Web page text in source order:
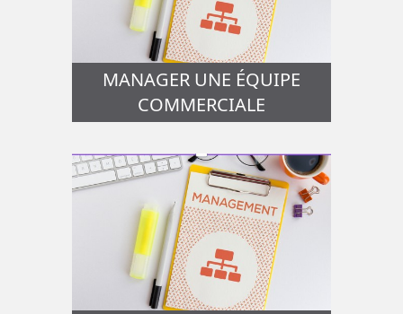
MANAGER UNE ÉQUIPE
COMMERCIALE